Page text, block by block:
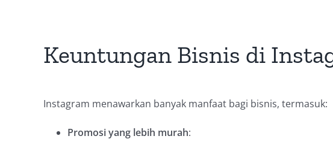
Keuntungan Bisnis di
Instagram menawarkan banyak manfaat bagi bisnis, termasuk:
Promosi yang lebih murah: